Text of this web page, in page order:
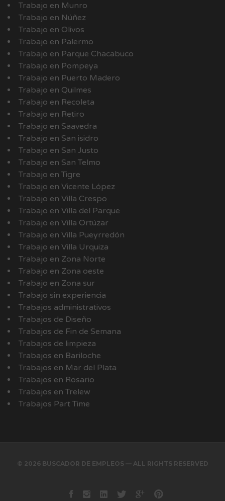
Trabajo en Munro
Trabajo en Núñez
Trabajo en Olivos
Trabajo en Palermo
Trabajo en Parque Chacabuco
Trabajo en Pompeya
Trabajo en Puerto Madero
Trabajo en Quilmes
Trabajo en Recoleta
Trabajo en Retiro
Trabajo en Saavedra
Trabajo en San isidro
Trabajo en San Justo
Trabajo en San Telmo
Trabajo en Tigre
Trabajo en Vicente López
Trabajo en Villa Crespo
Trabajo en Villa del Parque
Trabajo en Villa Ortúzar
Trabajo en Villa Pueyrredón
Trabajo en Villa Urquiza
Trabajo en Zona Norte
Trabajo en Zona oeste
Trabajo en Zona sur
Trabajo sin experiencia
Trabajos administrativos
Trabajos de Diseño
Trabajos de Fin de Semana
Trabajos de limpieza
Trabajos en Bariloche
Trabajos en Mar del Plata
Trabajos en Rosario
Trabajos en Trelew
Trabajos Part Time
© 2026 BUSCADOR DE EMPLEOS — ALL RIGHTS RESERVED
Facebook
instagram
LinkedinTwitterGoogle+